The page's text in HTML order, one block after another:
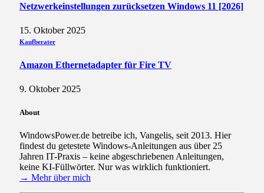
Netzwerkeinstellungen zurücksetzen Windows 11 [2026]
15. Oktober 2025
Kaufberater
Amazon Ethernetadapter für Fire TV
9. Oktober 2025
About
WindowsPower.de betreibe ich, Vangelis, seit 2013. Hier
findest du getestete Windows-Anleitungen aus über 25
Jahren IT-Praxis – keine abgeschriebenen Anleitungen,
keine KI-Füllwörter. Nur was wirklich funktioniert.
→ Mehr über mich